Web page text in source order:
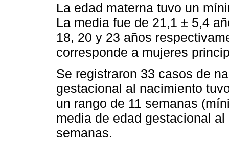
La edad materna tuvo un
La media fue de 21,1 ± 5,4
18, 20 y 23 años
corresponde a mujeres
Se registraron 33 casos de
gestacional al nacimiento
un rango de 11 semanas
media de edad gestacional
semanas.